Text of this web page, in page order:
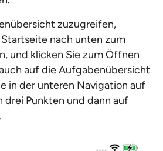
zuzugreifen,
nach unten zum
und klicken Sie zum Öffnen
auf die Aufgabenübersicht
in der unteren Navigation auf
drei Punkten und dann auf